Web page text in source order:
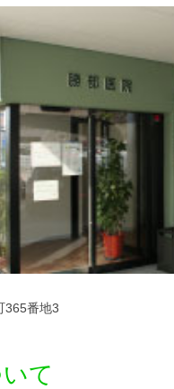
365番地3
て